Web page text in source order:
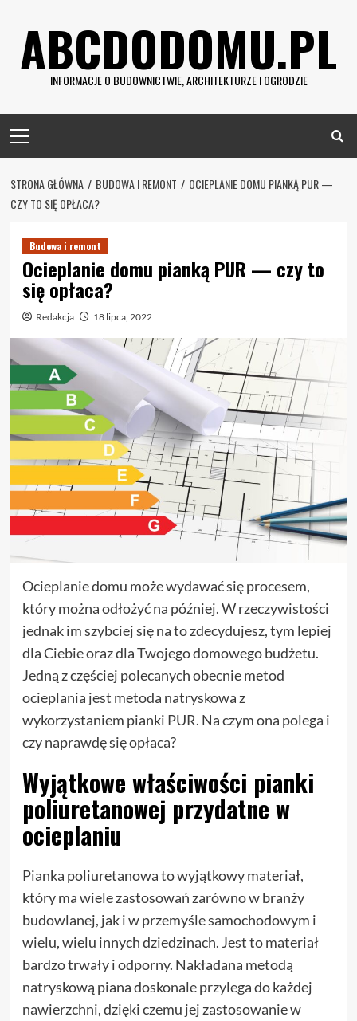
contentABCDODOMU.PL
INFORMACJE O BUDOWNICTWIE, ARCHITEKTURZE I OGRODZIE
Menu
STRONA GŁÓWNA BUDOWA I REMONT
OCIEPLANIE DOMU PIANKĄ PUR —
CZY TO SIĘ OPŁACA?
Budowa i remont
Ocieplanie domu pianką PUR — czy to
się opłaca?
Redakcja 18 lipca, 2022
Ocieplanie domu może wydawać się procesem,
który można odłożyć na później. W rzeczywistości
jednak im szybciej się na to zdecydujesz, tym lepiej
dla Ciebie oraz dla Twojego domowego budżetu.
Jedną z częściej polecanych obecnie metod
ocieplania jest metoda natryskowa z
wykorzystaniem pianki PUR. Na czym ona polega i
czy naprawdę się opłaca?
Wyjątkowe właściwości pianki
poliuretanowej przydatne w
ocieplaniu
Pianka poliuretanowa to wyjątkowy materiał,
który ma wiele zastosowań zarówno w branży
budowlanej, jak i w przemyśle samochodowym i
wielu, wielu innych dziedzinach. Jest to materiał
bardzo trwały i odporny. Nakładana metodą
natryskową piana doskonale przylega do każdej
nawierzchni, dzięki czemu jej zastosowanie w